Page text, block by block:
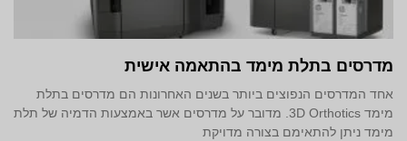
מדרסים בתלת מימד‎ בהתאמה אישית
אחד המדרסים הנפוצים ביותר בשנים האחרונות הם מדרסים בתלת
מימד 3D Orthotics. מדובר על מדרסים אשר באמצעות הדמיה של תלת
מימד ניתן להתאימם בצורה מדויקת